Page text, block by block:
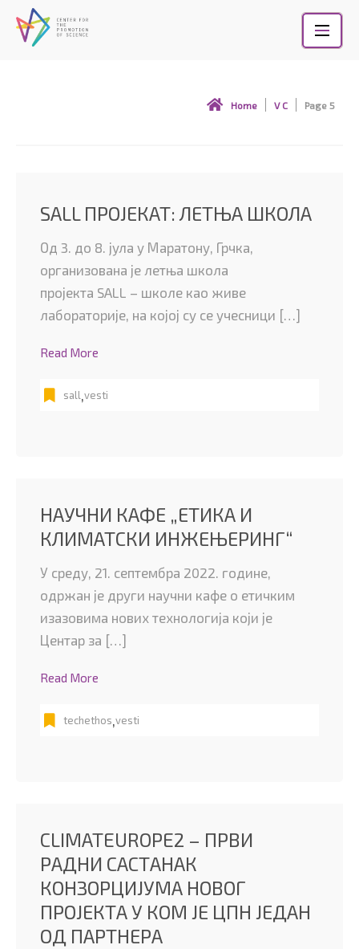
Home V C Page 5
SALL ПРОЈЕКАТ: ЛЕТЊА ШКОЛА
Од 3. до 8. јула у Маратону, Грчка,
организована је летња школа
пројекта SALL – школе као живе
лабораторије, на којој су се учесници […]
Read More
sall,vesti
НАУЧНИ КАФЕ „ЕТИКА И
КЛИМАТСКИ ИНЖЕЊЕРИНГ“
У среду, 21. септембра 2022. године,
одржан је други научни кафе о етичким
изазовима нових технологија који је
Центар за […]
Read More
techethos,vesti
CLIMATEUROPE2 – ПРВИ
РАДНИ САСТАНАК
КОНЗОРЦИЈУМА НОВОГ
ПРОЈЕКТА У КОМ ЈЕ ЦПН ЈЕДАН
ОД ПАРТНЕРА